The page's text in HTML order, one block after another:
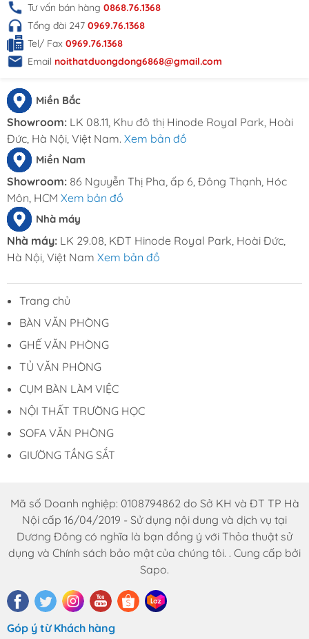
Quý khách hàng có thể liên hệ trực tiếp với nội thất
Dương Đông để được tư vấn và hỗ trợ tốt nhất:
THÔNG TIN LIÊN HỆ
website:
Hà Nội : A11 Xuân Phương Garden, đường
Trịnh Văn Bô, phường Phương Canh, Quận
Nam Từ Liêm, Thành Phố Hà Nội.
HCM : 86 Nguyễn Thị Pha, ấp 6, xã Đông
Thạnh, Hóc Môn, TP HCM
Hotline: 0969.761.368 – 0868.761.368
Email : dautuduongdong@gmail.com
Tư vấn bán hàng 0868.76.1368
Tổng đài 247 0969.76.1368
Tel/ Fax 0969.76.1368
Email noithatduongdong6868@gmail.com
Miền Bắc
Showroom: LK 08.11, Khu đô thị Hinode Royal Park, Hoài
Đức, Hà Nội, Việt Nam. Xem bản đồ
Miền Nam
Showroom: 86 Nguyễn Thị Pha, ấp 6, Đông Thạnh, Hóc
Môn, HCM Xem bản đồ
Nhà máy
Nhà máy: LK 29.08, KĐT Hinode Royal Park, Hoài Đức,
Hà Nội, Việt Nam Xem bản đồ
Trang chủ
BÀN VĂN PHÒNG
GHẾ VĂN PHÒNG
TỦ VĂN PHÒNG
CỤM BÀN LÀM VIỆC
NỘI THẤT TRƯỜNG HỌC
SOFA VĂN PHÒNG
GIƯỜNG TẦNG SẮT
Mã số Doanh nghiệp: 0108794862 do Sở KH và ĐT TP Hà
Nội cấp 16/04/2019 - Sử dụng nội dung và dịch vụ tại
Dương Đông có nghĩa là bạn đồng ý với Thỏa thuật sử
dụng và Chính sách bảo mật của chúng tôi. . Cung cấp bởi
Sapo.
Góp ý từ Khách hàng